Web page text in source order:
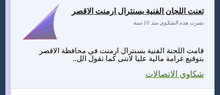
قامت اللجنة الفنية بسنترال ارمنت في محافظة الاقصر
بتوقيع غرامة مالية عليا لاننى كما تقول الل..
شكاوي الاتصالات
تعنت اللجان الفنية بسنترال ارمنت الاقصر
نشرت هذه الشكوى منذ 10 سنة